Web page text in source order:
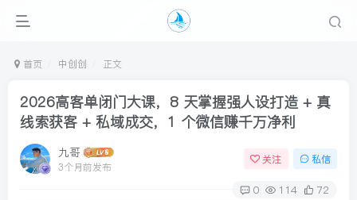
首页 中创创 正文
2026高客单闭门大课，8 天掌握强人设打造 + 真
线索获客 + 私域成交，1 个微信赚千万净利
九哥
3个月前发布
关注 私信
0 114 72